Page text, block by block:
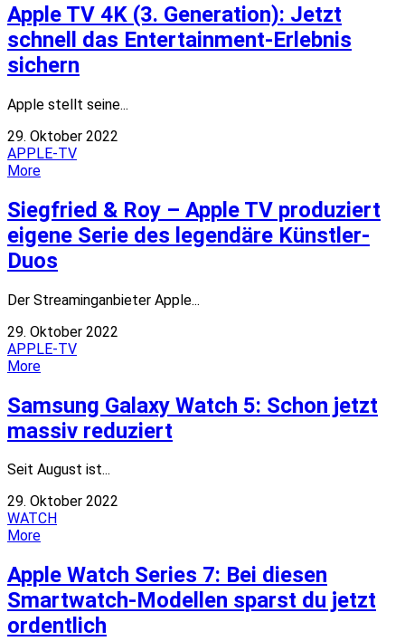
Apple TV 4K (3. Generation): Jetzt
schnell das Entertainment-Erlebnis
sichern
Apple stellt seine...
29. Oktober 2022
APPLE-TV
More
Siegfried & Roy – Apple TV produziert
eigene Serie des legendäre Künstler-
Duos
Der Streaminganbieter Apple...
29. Oktober 2022
APPLE-TV
More
Samsung Galaxy Watch 5: Schon jetzt
massiv reduziert
Seit August ist...
29. Oktober 2022
WATCH
More
Apple Watch Series 7: Bei diesen
Smartwatch-Modellen sparst du jetzt
ordentlich